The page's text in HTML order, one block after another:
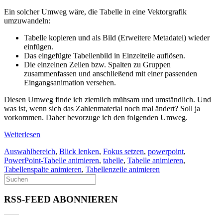
Ein solcher Umweg wäre, die Tabelle in eine Vektorgrafik
umzuwandeln:
Tabelle kopieren und als Bild (Erweitere Metadatei) wieder
einfügen.
Das eingefügte Tabellenbild in Einzelteile auflösen.
Die einzelnen Zeilen bzw. Spalten zu Gruppen
zusammenfassen und anschließend mit einer passenden
Eingangsanimation versehen.
Diesen Umweg finde ich ziemlich mühsam und umständlich. Und
was ist, wenn sich das Zahlenmaterial noch mal ändert? Soll ja
vorkommen. Daher bevorzuge ich den folgenden Umweg.
Weiterlesen
Auswahlbereich, Blick lenken, Fokus setzen, powerpoint,
PowerPoint-Tabelle animieren, tabelle, Tabelle animieren,
Tabellenspalte animieren, Tabellenzeile animieren
RSS-FEED ABONNIEREN